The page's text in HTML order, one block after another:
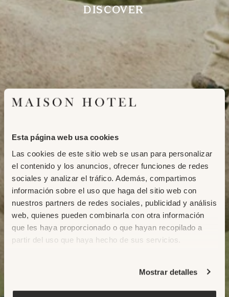
Esta página web usa cookies
Las cookies de este sitio web se usan para personalizar
el contenido y los anuncios, ofrecer funciones de redes
sociales y analizar el tráfico. Además, compartimos
información sobre el uso que haga del sitio web con
nuestros partners de redes sociales, publicidad y análisis
web, quienes pueden combinarla con otra información
que les haya proporcionado o que hayan recopilado a
partir del uso que haya hecho de sus servicios.
Mostrar detalles
DISCOVER